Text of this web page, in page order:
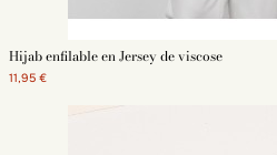
Hijab enfilable en Jersey de viscose
11,95 €